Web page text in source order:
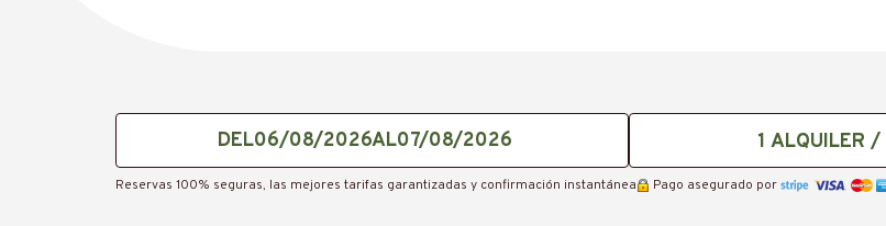
DEL AL 1 ALQUILER /
Reservas 100% seguras, las mejores tarifas garantizadas y confirmación instantánea Pago asegurado por